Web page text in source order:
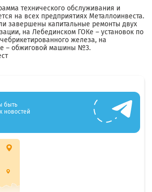
технического обслуживания и
на всех предприятиях Металлоинвеста.
завершены капитальные ремонты двух
на Лебединском ГОКе – установок по
железа, на
– обжиговой машины №3.
быть
новостей